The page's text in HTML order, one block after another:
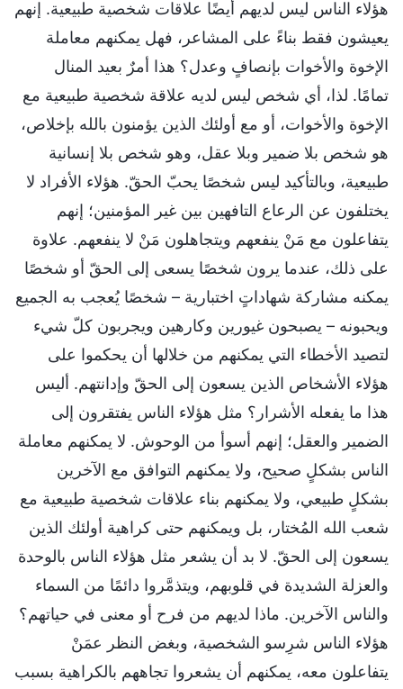
هؤلاء الناس ليس لديهم أيضًا علاقات شخصية طبيعية. إنهم
يعيشون فقط بناءً على المشاعر، فهل يمكنهم معاملة
الإخوة والأخوات بإنصافٍ وعدل؟ هذا أمرٌ بعيد المنال
تمامًا. لذا، أي شخص ليس لديه علاقة شخصية طبيعية مع
الإخوة والأخوات، أو مع أولئك الذين يؤمنون بالله بإخلاص،
هو شخص بلا ضمير وبلا عقل، وهو شخص بلا إنسانية
طبيعية، وبالتأكيد ليس شخصًا يحبّ الحقّ. هؤلاء الأفراد لا
يختلفون عن الرعاع التافهين بين غير المؤمنين؛ إنهم
يتفاعلون مع مَنْ ينفعهم ويتجاهلون مَنْ لا ينفعهم. علاوة
على ذلك، عندما يرون شخصًا يسعى إلى الحقّ أو شخصًا
يمكنه مشاركة شهاداتٍ اختبارية – شخصًا يُعجب به الجميع
ويحبونه – يصبحون غيورين وكارهين ويجربون كلّ شيء
لتصيد الأخطاء التي يمكنهم من خلالها أن يحكموا على
هؤلاء الأشخاص الذين يسعون إلى الحقّ وإدانتهم. أليس
هذا ما يفعله الأشرار؟ مثل هؤلاء الناس يفتقرون إلى
الضمير والعقل؛ إنهم أسوأ من الوحوش. لا يمكنهم معاملة
الناس بشكلٍ صحيح، ولا يمكنهم التوافق مع الآخرين
بشكلٍ طبيعي، ولا يمكنهم بناء علاقات شخصية طبيعية مع
شعب الله المُختار، بل ويمكنهم حتى كراهية أولئك الذين
يسعون إلى الحقّ. لا بد أن يشعر مثل هؤلاء الناس بالوحدة
والعزلة الشديدة في قلوبهم، ويتذمَّروا دائمًا من السماء
والناس الآخرين. ماذا لديهم من فرح أو معنى في حياتهم؟
هؤلاء الناس شرِسو الشخصية، وبغض النظر عمَنْ
يتفاعلون معه، يمكنهم أن يشعروا تجاههم بالكراهية بسبب